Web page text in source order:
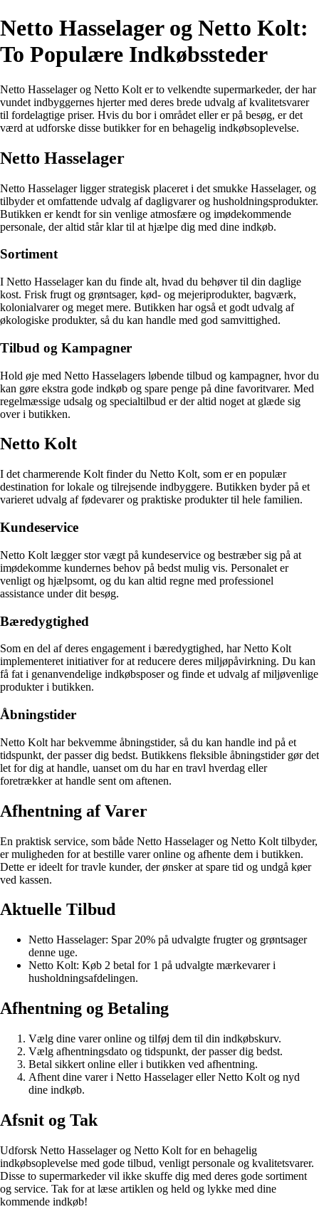
Netto Hasselager og Netto Kolt:
To Populære Indkøbssteder
Netto Hasselager og Netto Kolt er to velkendte supermarkeder, der har
vundet indbyggernes hjerter med deres brede udvalg af kvalitetsvarer
til fordelagtige priser. Hvis du bor i området eller er på besøg, er det
værd at udforske disse butikker for en behagelig indkøbsoplevelse.
Netto Hasselager
Netto Hasselager ligger strategisk placeret i det smukke Hasselager, og
tilbyder et omfattende udvalg af dagligvarer og husholdningsprodukter.
Butikken er kendt for sin venlige atmosfære og imødekommende
personale, der altid står klar til at hjælpe dig med dine indkøb.
Sortiment
I Netto Hasselager kan du finde alt, hvad du behøver til din daglige
kost. Frisk frugt og grøntsager, kød- og mejeriprodukter, bagværk,
kolonialvarer og meget mere. Butikken har også et godt udvalg af
økologiske produkter, så du kan handle med god samvittighed.
Tilbud og Kampagner
Hold øje med Netto Hasselagers løbende tilbud og kampagner, hvor du
kan gøre ekstra gode indkøb og spare penge på dine favoritvarer. Med
regelmæssige udsalg og specialtilbud er der altid noget at glæde sig
over i butikken.
Netto Kolt
I det charmerende Kolt finder du Netto Kolt, som er en populær
destination for lokale og tilrejsende indbyggere. Butikken byder på et
varieret udvalg af fødevarer og praktiske produkter til hele familien.
Kundeservice
Netto Kolt lægger stor vægt på kundeservice og bestræber sig på at
imødekomme kundernes behov på bedst mulig vis. Personalet er
venligt og hjælpsomt, og du kan altid regne med professionel
assistance under dit besøg.
Bæredygtighed
Som en del af deres engagement i bæredygtighed, har Netto Kolt
implementeret initiativer for at reducere deres miljøpåvirkning. Du kan
få fat i genanvendelige indkøbsposer og finde et udvalg af miljøvenlige
produkter i butikken.
Åbningstider
Netto Kolt har bekvemme åbningstider, så du kan handle ind på et
tidspunkt, der passer dig bedst. Butikkens fleksible åbningstider gør det
let for dig at handle, uanset om du har en travl hverdag eller
foretrækker at handle sent om aftenen.
Afhentning af Varer
En praktisk service, som både Netto Hasselager og Netto Kolt tilbyder,
er muligheden for at bestille varer online og afhente dem i butikken.
Dette er ideelt for travle kunder, der ønsker at spare tid og undgå køer
ved kassen.
Aktuelle Tilbud
Netto Hasselager: Spar 20% på udvalgte frugter og grøntsager
denne uge.
Netto Kolt: Køb 2 betal for 1 på udvalgte mærkevarer i
husholdningsafdelingen.
Afhentning og Betaling
Vælg dine varer online og tilføj dem til din indkøbskurv.
Vælg afhentningsdato og tidspunkt, der passer dig bedst.
Betal sikkert online eller i butikken ved afhentning.
Afhent dine varer i Netto Hasselager eller Netto Kolt og nyd
dine indkøb.
Afsnit og Tak
Udforsk Netto Hasselager og Netto Kolt for en behagelig
indkøbsoplevelse med gode tilbud, venligt personale og kvalitetsvarer.
Disse to supermarkeder vil ikke skuffe dig med deres gode sortiment
og service. Tak for at læse artiklen og held og lykke med dine
kommende indkøb!